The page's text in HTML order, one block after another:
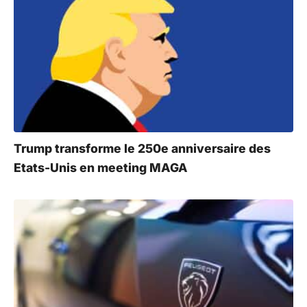
Trump transforme le 250e anniversaire des
Etats-Unis en meeting MAGA